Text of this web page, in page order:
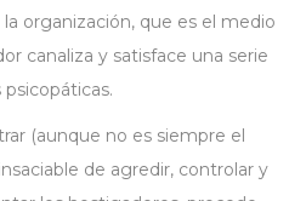
organización, que es el medio
canaliza y satisface una serie
psicopáticas.
(aunque no es siempre el
de agredir, controlar y